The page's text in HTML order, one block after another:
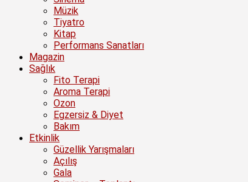
Müzik
Tiyatro
Kitap
Performans Sanatları
Magazin
Sağlık
Fito Terapi
Aroma Terapi
Ozon
Egzersiz & Diyet
Bakım
Etkinlik
Güzellik Yarışmaları
Açılış
Gala